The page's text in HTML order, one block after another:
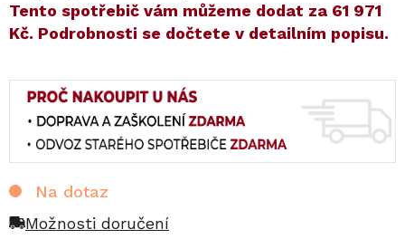
​​Tento spotřebič vám můžeme dodat za 61 971
Kč. Podrobnosti se dočtete v detailním popisu.
Na dotaz
Možnosti doručení